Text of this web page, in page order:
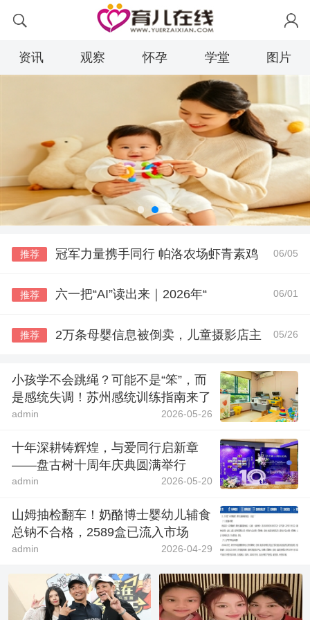
资讯 观察 怀孕 学堂 图片
06/05
推荐 冠军力量携手同行 帕洛农场虾青素鸡
06/01
推荐 六一把“AI”读出来｜2026年“
05/26
推荐 2万条母婴信息被倒卖，儿童摄影店主
小孩学不会跳绳？可能不是“笨”，而
是感统失调！苏州感统训练指南来了
admin 2026-05-26
十年深耕铸辉煌，与爱同行启新章
——盘古树十周年庆典圆满举行
admin 2026-05-20
山姆抽检翻车！奶酪博士婴幼儿辅食
总钠不合格，2589盒已流入市场
admin 2026-04-29